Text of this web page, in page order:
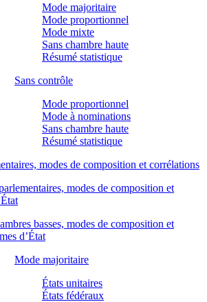
Mode majoritaire
Mode proportionnel
Mode mixte
Sans chambre haute
Résumé statistique
Sans contrôle
Mode proportionnel
Mode à nominations
Sans chambre haute
Résumé statistique
modes de composition et corrélations
modes de composition et
basses, modes de composition et
d’État
Mode majoritaire
États unitaires
États fédéraux